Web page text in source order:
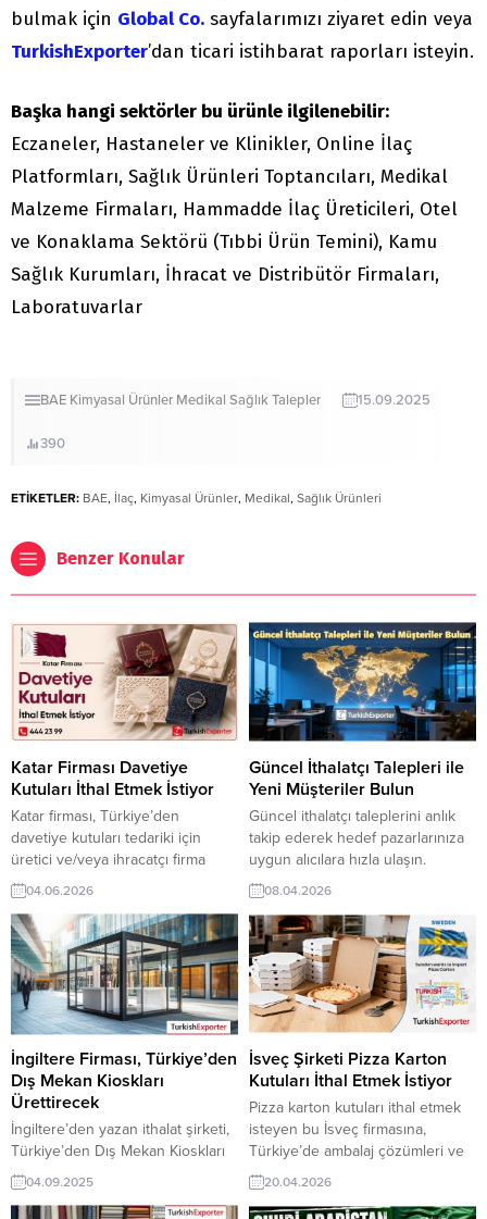
bulmak için Global Co. sayfalarımızı ziyaret edin veya
TurkishExporter’dan ticari istihbarat raporları isteyin.
Başka hangi sektörler bu ürünle ilgilenebilir:
Eczaneler, Hastaneler ve Klinikler, Online İlaç
Platformları, Sağlık Ürünleri Toptancıları, Medikal
Malzeme Firmaları, Hammadde İlaç Üreticileri, Otel
ve Konaklama Sektörü (Tıbbi Ürün Temini), Kamu
Sağlık Kurumları, İhracat ve Distribütör Firmaları,
Laboratuvarlar
BAE Kimyasal Ürünler Medikal SağlıkTalepler 15.09.2025
390
ETİKETLER: BAE, İlaç, Kimyasal Ürünler, Medikal, Sağlık Ürünleri
Benzer Konular
Katar Firması Davetiye
Kutuları İthal Etmek İstiyor
Katar firması, Türkiye’den
davetiye kutuları tedariki için
üretici ve/veya ihracatçı firma
arıyor. Düğün, organizasyon ve
özel etkinlik sektöründe
kullanılacak kaliteli davetiye
kutuları için Türk üreticilerden
modern koleksiyonlar, ürün
katalogları ve fiyat teklifleri talep
ediyor. ➤ Talebin detaylarına
buradan ulaşabilirsiniz. İletişim:
444 23 99 – 539 773 3550 Tüm
dünyadan en...
04.06.2026
Güncel İthalatçı Talepleri ile
Yeni Müşteriler Bulun
Güncel ithalatçı taleplerini anlık
takip ederek hedef pazarlarınıza
uygun alıcılara hızla ulaşın.
TurkishExporter’ın doğrulanmış
firma verileri ve sektör bazlı
filtreleme gücüyle yeni müşteriler
bulun, ihracat satışlarınızı istikrarlı
büyütün şimdi bulun Günün Alım
Taleplerinden Bazıları: Mısır
Şirketi, Galvanizli Çelik Rulo İthal
EdecekÖzbekistanlı Firma,
Hidrolik Yağ Almak İstiyorTayvanlı
Şirket, Konserve Nohut Satın...
08.04.2026
İngiltere Firması, Türkiye’den
Dış Mekan Kioskları
Ürettirecek
İngiltere’den yazan ithalat şirketi,
Türkiye’den Dış Mekan Kioskları
ürettirecek. Endüstriyel ürünler
üreticisi olan Türk şirketler için
04.09.2025
İsveç Şirketi Pizza Karton
Kutuları İthal Etmek İstiyor
Pizza karton kutuları ithal etmek
isteyen bu İsveç firmasına,
Türkiye’de ambalaj çözümleri ve
karton paketleme ürünleri ile
karton kutu üreticisi veya
20.04.2026